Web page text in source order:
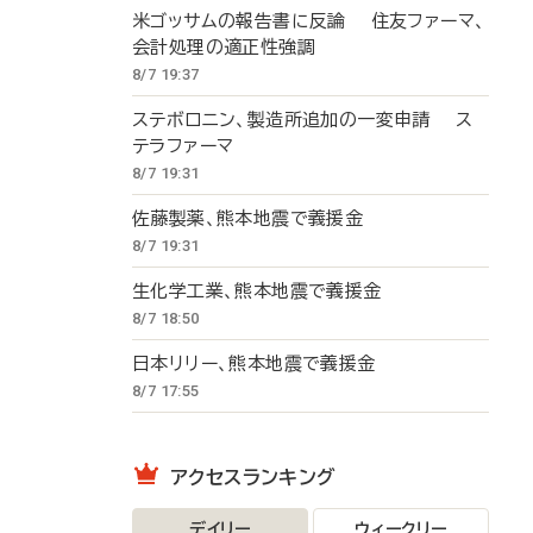
米ゴッサムの報告書に反論 住友ファーマ、
会計処理の適正性強調
8/7 19:37
ステボロニン、製造所追加の一変申請 ス
テラファーマ
8/7 19:31
佐藤製薬、熊本地震で義援金
8/7 19:31
生化学工業、熊本地震で義援金
8/7 18:50
日本リリー、熊本地震で義援金
8/7 17:55
アクセスランキング
デイリー ウィークリー